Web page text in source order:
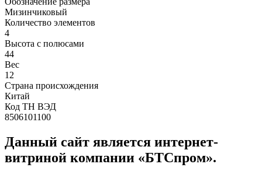
Мизинчиковый
Количество элементов
4
Высота с полюсами
44
Вес
12
Страна происхождения
Китай
Код ТН ВЭД
8506101100
Данный сайт является интернет-
витриной компании «БТСпром».